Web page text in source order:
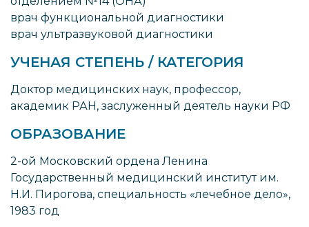
врач функциональной диагностики
врач ультразвуковой диагностики
УЧЕНАЯ СТЕПЕНЬ / КАТЕГОРИЯ
Доктор медицинских наук, профессор,
академик РАН, заслуженный деятель науки РФ
ОБРАЗОВАНИЕ
2-ой Московский ордена Ленина
Государственный медицинский институт им.
Н.И. Пирогова, специальность «лечебное дело»,
1983 год